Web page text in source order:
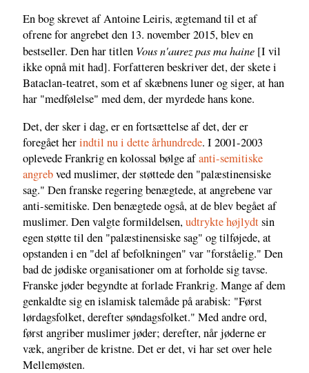
En bog skrevet af Antoine Leiris, ægtemand til et af
ofrene for angrebet den 13. november 2015, blev en
bestseller. Den har titlen Vous n'aurez pas ma haine [I vil
ikke opnå mit had]. Forfatteren beskriver det, der skete i
Bataclan-teatret, som et af skæbnens luner og siger, at han
har "medfølelse" med dem, der myrdede hans kone.
Det, der sker i dag, er en fortsættelse af det, der er
foregået herindtil nu i dette århundrede. I 2001-2003
oplevede Frankrig en kolossal bølge afanti-semitiske
angrebved muslimer, der støttede den "palæstinensiske
sag." Den franske regering benægtede, at angrebene var
anti-semitiske. Den benægtede også, at de blev begået af
muslimer. Den valgte formildelsen,udtrykte højlydtsin
egen støtte til den "palæstinensiske sag" og tilføjede, at
opstanden i en "del af befolkningen" var "forståelig." Den
bad de jødiske organisationer om at forholde sig tavse.
Franske jøder begyndte at forlade Frankrig. Mange af dem
genkaldte sig en islamisk talemåde på arabisk: "Først
lørdagsfolket, derefter søndagsfolket." Med andre ord,
først angriber muslimer jøder; derefter, når jøderne er
væk, angriber de kristne. Det er det, vi har set over hele
Mellemøsten.